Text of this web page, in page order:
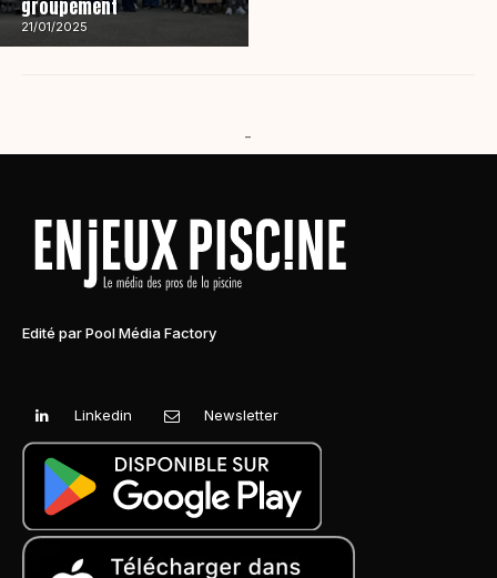
groupement
21/01/2025
-
Edité par Pool Média Factory
Linkedin Newsletter